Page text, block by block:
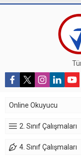
Online Okuyucu
2. Sınıf Çalışmaları
4. Sınıf Çalışmaları